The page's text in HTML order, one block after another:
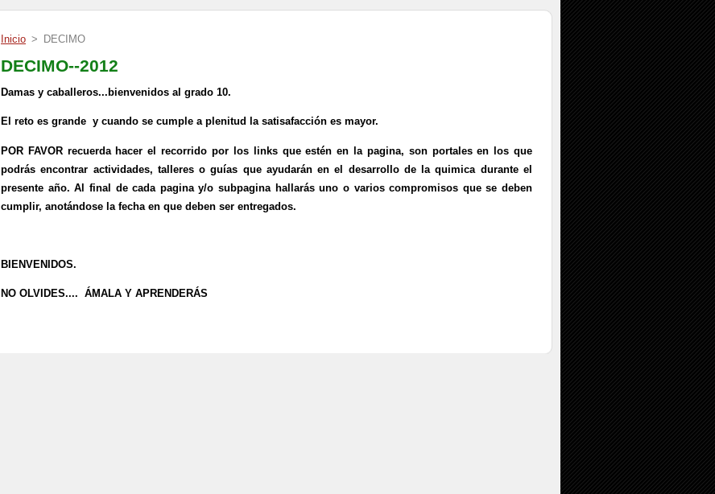
Inicio > DECIMO
DECIMO--2012
Damas y caballeros...bienvenidos al grado 10.
El reto es grande y cuando se cumple a plenitud la satisafacción es mayor.
POR FAVOR recuerda hacer el recorrido por los links que estén en la pagina, son portales en los que
podrás encontrar actividades, talleres o guías que ayudarán en el desarrollo de la quimica durante el
presente año.Al final de cada pagina y/o subpagina hallarás uno o varios compromisos que se deben
cumplir, anotándose la fecha en que deben ser entregados.
BIENVENIDOS.
NO OLVIDES.... ÁMALA Y APRENDERÁS